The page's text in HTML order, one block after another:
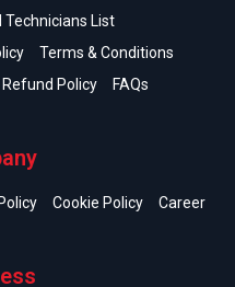
Technicians List
Terms & Conditions
Refund Policy FAQs
Cookie Policy Career